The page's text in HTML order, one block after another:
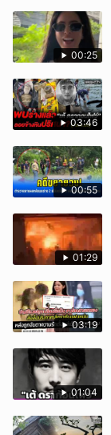
00:25
03:46
00:55
01:29
03:19
01:04